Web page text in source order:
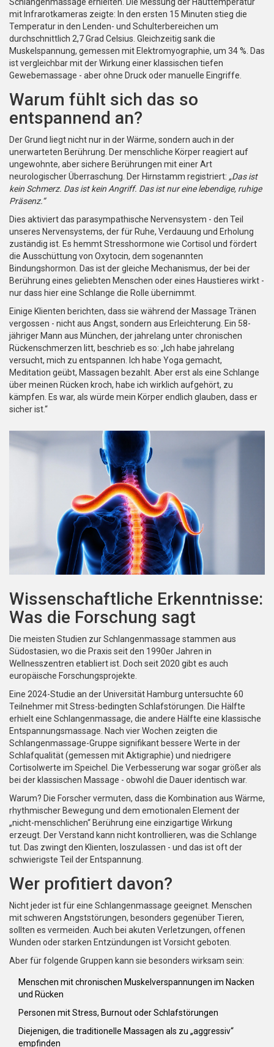
mit Infrarotkameras zeigte: In den ersten 15 Minuten stieg die
Temperatur in den Lenden- und Schulterbereichen um
durchschnittlich 2,7 Grad Celsius. Gleichzeitig sank die
Muskelspannung, gemessen mit Elektromyographie, um 34 %. Das
ist vergleichbar mit der Wirkung einer klassischen tiefen
Gewebemassage - aber ohne Druck oder manuelle Eingriffe.
Warum fühlt sich das so
entspannend an?
Der Grund liegt nicht nur in der Wärme, sondern auch in der
unerwarteten Berührung. Der menschliche Körper reagiert auf
ungewohnte, aber sichere Berührungen mit einer Art
neurologischer Überraschung. Der Hirnstamm registriert: „Das ist
kein Schmerz. Das ist kein Angriff. Das ist nur eine lebendige, ruhige
Präsenz.“
Dies aktiviert das parasympathische Nervensystem - den Teil
unseres Nervensystems, der für Ruhe, Verdauung und Erholung
zuständig ist. Es hemmt Stresshormone wie Cortisol und fördert
die Ausschüttung von Oxytocin, dem sogenannten
Bindungshormon. Das ist der gleiche Mechanismus, der bei der
Berührung eines geliebten Menschen oder eines Haustieres wirkt -
nur dass hier eine Schlange die Rolle übernimmt.
Einige Klienten berichten, dass sie während der Massage Tränen
vergossen - nicht aus Angst, sondern aus Erleichterung. Ein 58-
jähriger Mann aus München, der jahrelang unter chronischen
Rückenschmerzen litt, beschrieb es so: „Ich habe jahrelang
versucht, mich zu entspannen. Ich habe Yoga gemacht,
Meditation geübt, Massagen bezahlt. Aber erst als eine Schlange
über meinen Rücken kroch, habe ich wirklich aufgehört, zu
kämpfen. Es war, als würde mein Körper endlich glauben, dass er
sicher ist.“
Wissenschaftliche Erkenntnisse:
Was die Forschung sagt
Die meisten Studien zur Schlangenmassage stammen aus
Südostasien, wo die Praxis seit den 1990er Jahren in
Wellnesszentren etabliert ist. Doch seit 2020 gibt es auch
europäische Forschungsprojekte.
Eine 2024-Studie an der Universität Hamburg untersuchte 60
Teilnehmer mit Stress-bedingten Schlafstörungen. Die Hälfte
erhielt eine Schlangenmassage, die andere Hälfte eine klassische
Entspannungsmassage. Nach vier Wochen zeigten die
Schlangenmassage-Gruppe signifikant bessere Werte in der
Schlafqualität (gemessen mit Aktigraphie) und niedrigere
Cortisolwerte im Speichel. Die Verbesserung war sogar größer als
bei der klassischen Massage - obwohl die Dauer identisch war.
Warum? Die Forscher vermuten, dass die Kombination aus Wärme,
rhythmischer Bewegung und dem emotionalen Element der
„nicht-menschlichen“ Berührung eine einzigartige Wirkung
erzeugt. Der Verstand kann nicht kontrollieren, was die Schlange
tut. Das zwingt den Klienten, loszulassen - und das ist oft der
schwierigste Teil der Entspannung.
Wer profitiert davon?
Nicht jeder ist für eine Schlangenmassage geeignet. Menschen
mit schweren Angststörungen, besonders gegenüber Tieren,
sollten es vermeiden. Auch bei akuten Verletzungen, offenen
Wunden oder starken Entzündungen ist Vorsicht geboten.
Aber für folgende Gruppen kann sie besonders wirksam sein:
Menschen mit chronischen Muskelverspannungen im Nacken
und Rücken
Personen mit Stress, Burnout oder Schlafstörungen
Diejenigen, die traditionelle Massagen als zu „aggressiv“
empfinden